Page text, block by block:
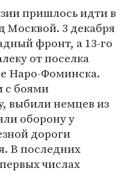
пришлось идти в
Москвой. 3 декабря
фронт, а 13-го
от поселка
Наро-Фоминска.
с боями
выбили немцев из
оборону у
дороги
В последних
числах